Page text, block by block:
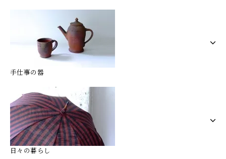
手仕事の器
日々の暮らし